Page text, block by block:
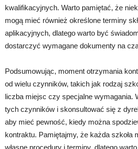
kwalifikacyjnych. Warto pamiętać, że
mogą mieć również określone terminy
aplikacyjnych, dlatego warto być
dostarczyć wymagane dokumenty na
Podsumowując, moment otrzymania
od wielu czynników, takich jak rodzaj
liczba miejsc czy specjalne wymagania.
tych czynników i skonsultować się z
aby mieć pewność, kiedy można
kontraktu. Pamiętajmy, że każda szkoła